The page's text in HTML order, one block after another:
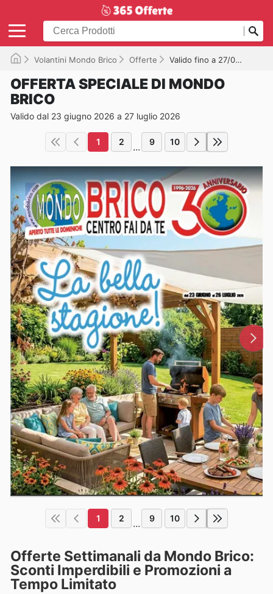
Volantini Mondo Brico Offerte Valido fino a 27/07/2026
OFFERTA SPECIALE DI MONDO
BRICO
Valido dal 23 giugno 2026 a 27 luglio 2026
1 2 ... 9 10
1 2 ... 9 10
Offerte Settimanali da Mondo Brico:
Sconti Imperdibili e Promozioni a
Tempo Limitato